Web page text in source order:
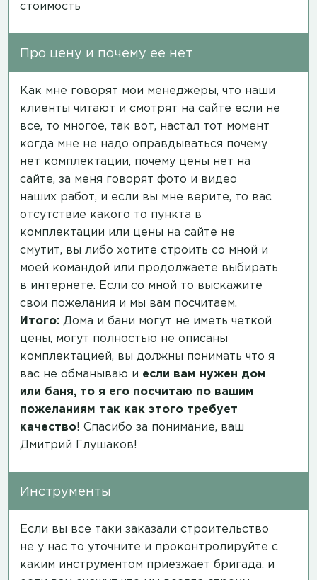
стоимость
Про цену и почему ее нет
Как мне говорят мои менеджеры, что наши
клиенты читают и смотрят на сайте если не
все, то многое, так вот, настал тот момент
когда мне не надо оправдываться почему
нет комплектации, почему цены нет на
сайте, за меня говорят фото и видео
наших работ, и если вы мне верите, то вас
отсутствие какого то пункта в
комплектации или цены на сайте не
смутит, вы либо хотите строить со мной и
моей командой или продолжаете выбирать
в интернете. Если со мной то выскажите
свои пожелания и мы вам посчитаем.
Итого: Дома и бани могут не иметь четкой
цены, могут полностью не описаны
комплектацией, вы должны понимать что я
вас не обманываю и если вам нужен дом
или баня, то я его посчитаю по вашим
пожеланиям так как этого требует
качество! Спасибо за понимание, ваш
Дмитрий Глушаков!
Инструменты
Если вы все таки заказали строительство
не у нас то уточните и проконтролируйте с
каким инструментом приезжает бригада, и